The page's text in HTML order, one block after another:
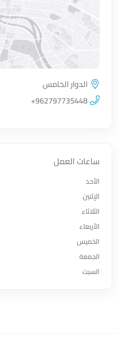
اضغط لتحميل الموقع
الدوار الخامس
+962797735448
ساعات العمل
الأحد
الإثنين
الثلاثاء
الأربعاء
الخميس
الجمعة
السبت